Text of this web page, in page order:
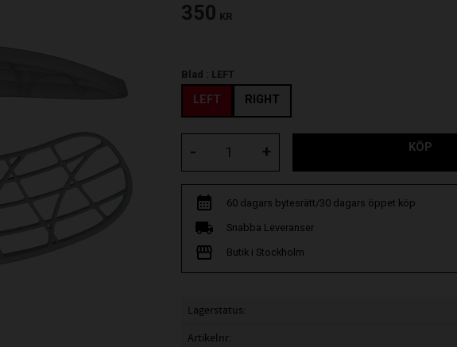
350 KR
Blad : LEFT
LEFT RIGHT
+
- KÖP
60 dagars bytesrätt/30 dagars öppet köp
Snabba Leveranser
Butik i Stockholm
Lagerstatus
Artikelnr